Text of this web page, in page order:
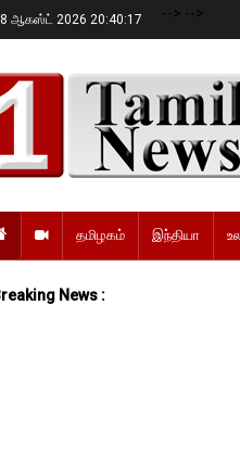
8 ஆகஸ்ட் 2026 20:40:18 --> -->
தமிழகம் இந்தியா
News :